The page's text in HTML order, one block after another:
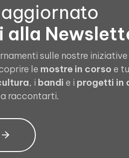
alla
sulle nostre iniziative
le mostre in corso e
, i bandi e i progetti in
raccontarti.